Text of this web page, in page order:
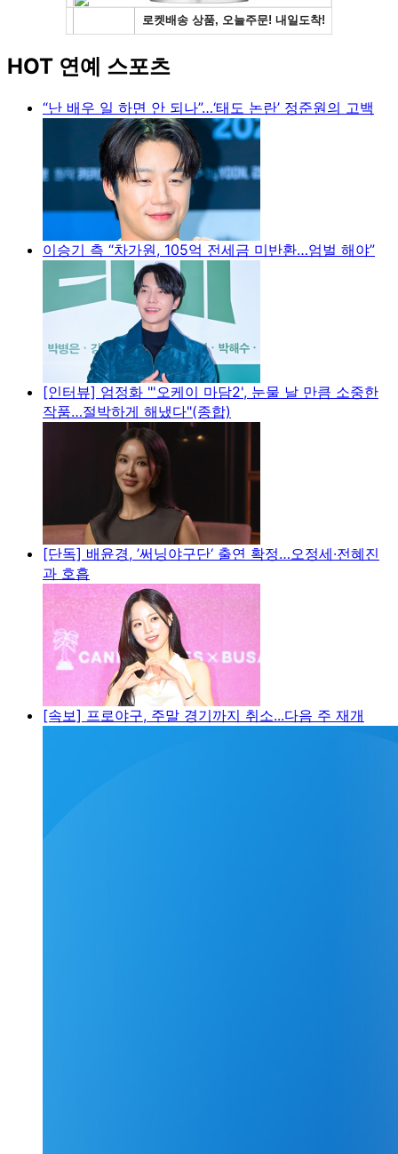
HOT 연예 스포츠
“난 배우 일 하면 안 되나”…‘태도 논란’ 정준원의 고백
이승기 측 “차가원, 105억 전세금 미반환…엄벌 해야”
[인터뷰] 엄정화 "'오케이 마담2', 눈물 날 만큼 소중한
작품…절박하게 해냈다"(종합)
[단독] 배윤경, ’써닝야구단‘ 출연 확정…오정세·전혜진
과 호흡
[속보] 프로야구, 주말 경기까지 취소...다음 주 재개